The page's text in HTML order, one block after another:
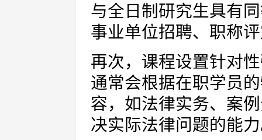
与全日制研究生具有
事业单位招聘、职称
再次，课程设置针对
通常会根据在职学员
容，如法律实务、案
决实际法律问题的能